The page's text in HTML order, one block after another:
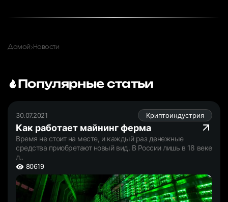
Домой Новости
Популярные статьи
30.07.2021 Криптоиндустрия
Как работает майнинг ферма
Время не стоит на месте, и каждый раз денежные
средства приобретают новый вид. В России лишь в 18 веке
л..
80619